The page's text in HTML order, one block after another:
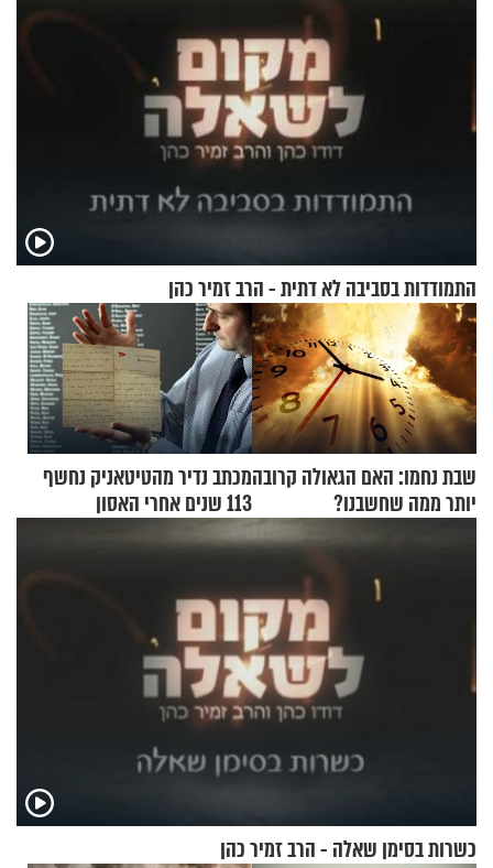
התמודדות בסביבה לא דתית - הרב זמיר כהן
שבת נחמו: האם הגאולה קרובה
יותר ממה שחשבנו?
מכתב נדיר מהטיטאניק נחשף
113 שנים אחרי האסון
כשרות בסימן שאלה - הרב זמיר כהן